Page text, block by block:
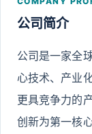
公司简介
公司是一家全
心技术、产业
更具竞争力的
创新为第一核